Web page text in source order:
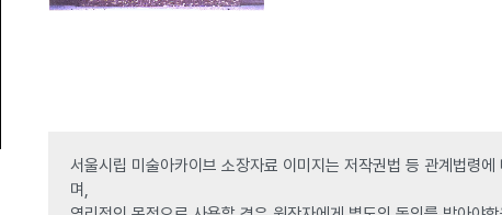
서울시립 미술아카이브 소장자료 이미지는 저작권법 등 관계법령
며,